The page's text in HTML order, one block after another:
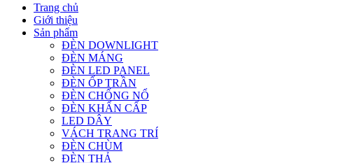
Trang chủ
Giới thiệu
Sản phẩm
ĐÈN DOWNLIGHT
ĐÈN MÁNG
ĐÈN LED PANEL
ĐÈN ỐP TRẦN
ĐÈN CHỐNG NỔ
ĐÈN KHẨN CẤP
LED DÂY
VÁCH TRANG TRÍ
ĐÈN CHÙM
ĐÈN THẢ